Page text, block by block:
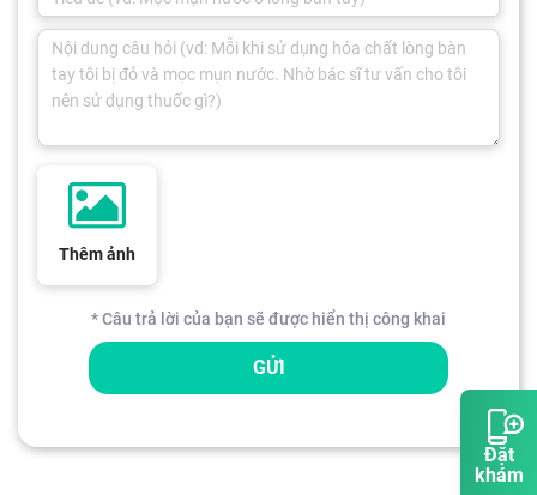
Đặt
khám
Thêm ảnh
* Câu trả lời của bạn sẽ được hiển thị công khai
GỬI